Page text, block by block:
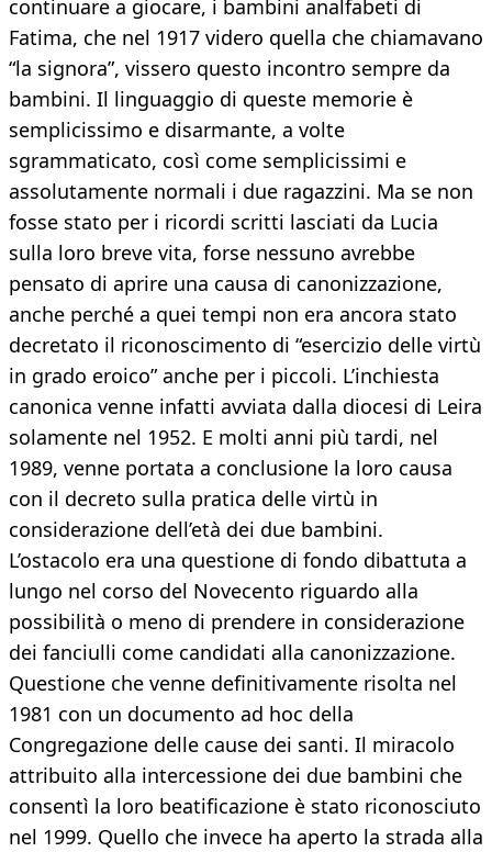
continuare a giocare, i bambini analfabeti di
Fatima, che nel 1917 videro quella che chiamavano
“la signora”, vissero questo incontro sempre da
bambini. Il linguaggio di queste memorie è
semplicissimo e disarmante, a volte
sgrammaticato, così come semplicissimi e
assolutamente normali i due ragazzini. Ma se non
fosse stato per i ricordi scritti lasciati da Lucia
sulla loro breve vita, forse nessuno avrebbe
pensato di aprire una causa di canonizzazione,
anche perché a quei tempi non era ancora stato
decretato il riconoscimento di “esercizio delle virtù
in grado eroico” anche per i piccoli. L’inchiesta
canonica venne infatti avviata dalla diocesi di Leira
solamente nel 1952. E molti anni più tardi, nel
1989, venne portata a conclusione la loro causa
con il decreto sulla pratica delle virtù in
considerazione dell’età dei due bambini.
L’ostacolo era una questione di fondo dibattuta a
lungo nel corso del Novecento riguardo alla
possibilità o meno di prendere in considerazione
dei fanciulli come candidati alla canonizzazione.
Questione che venne definitivamente risolta nel
1981 con un documento ad hoc della
Congregazione delle cause dei santi. Il miracolo
attribuito alla intercessione dei due bambini che
consentì la loro beatificazione è stato riconosciuto
nel 1999. Quello che invece ha aperto la strada alla